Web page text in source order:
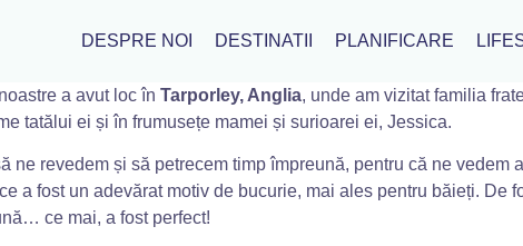
DESPRE NOI DESTINATII PLANIFICARE
a avut loc în Tarporley, Anglia, unde am vizitat familia
tatălui ei și în frumusețe mamei și surioarei ei, Jessica.
ne revedem și să petrecem timp împreună, pentru că ne vedem
a fost un adevărat motiv de bucurie, mai ales pentru băieți. De
ce mai, a fost perfect!